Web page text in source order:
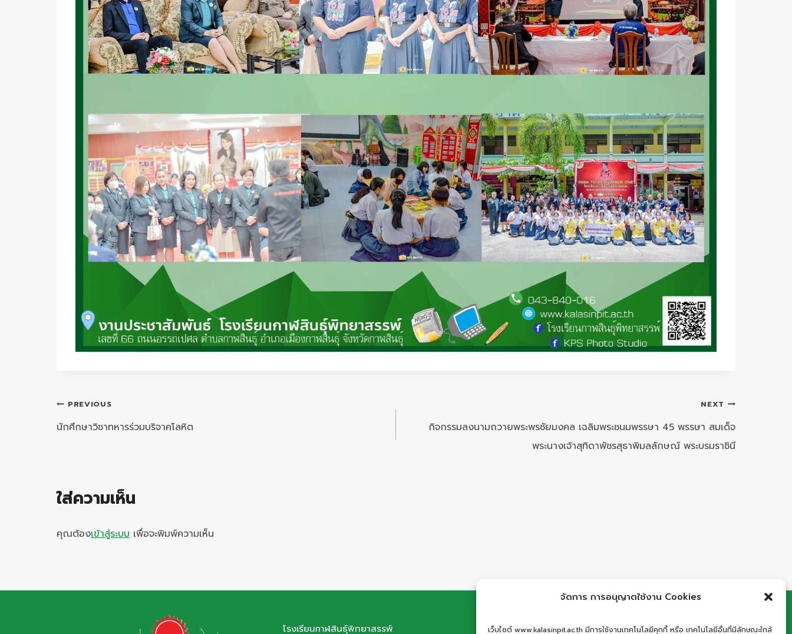
จัดการ การอนุญาตใช้งาน Cookies
เว็บไซต์ www.kalasinpit.ac.th มีการใช้งานเทคโนโลยีคุกกี้ หรือ เทคโนโลยีอื่นที่มีลักษณะใกล้
แนะแนว
เรื่อง
PREVIOUS
นักศึกษาวิชาทหารร่วมบริจาคโลหิต
NEXT
กิจกรรมลงนามถวายพระพรชัยมงคล เฉลิมพระชนมพรรษา 45 พรรษา สมเด็จ
พระนางเจ้าสุทิดาพัชรสุธาพิมลลักษณ์ พระบรมราชินี
ใส่ความเห็น
คุณต้องเข้าสู่ระบบ เพื่อจะพิมพ์ความเห็น
โรงเรียนกาฬสินธุ์พิทยาสรรพ์ ที่อยู่: เลขที่ 66 ถนนอรรถเปศล ตำบลกาฬสินธุ์ อำเภอ